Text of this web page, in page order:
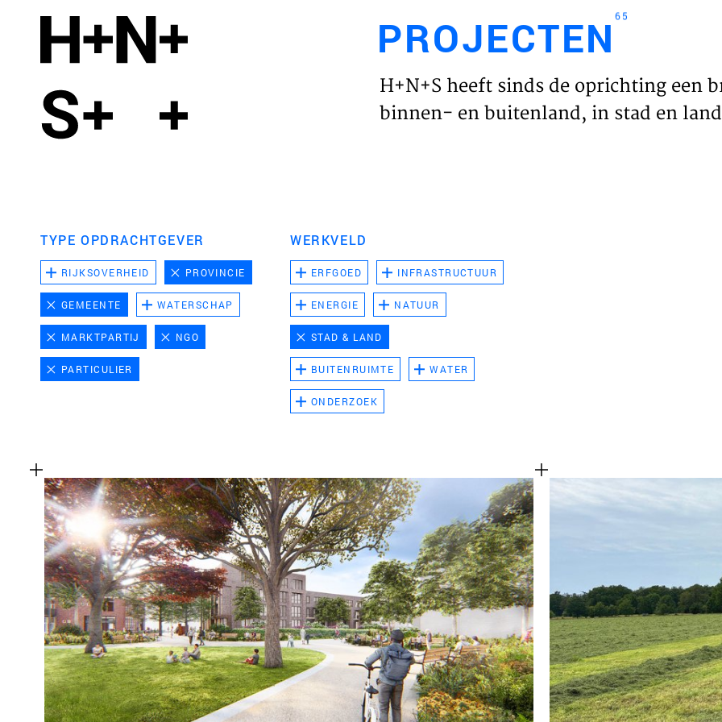
HOME
PROJECTEN65
H+N+S heeft sinds de oprichting een
binnen- en buitenland, in stad en
TYPE OPDRACHTGEVER
RIJKSOVERHEID PROVINCIE
GEMEENTE WATERSCHAP
MARKTPARTIJ NGO
PARTICULIER
WERKVELD
ERFGOED INFRASTRUCTUUR
ENERGIE NATUUR
STAD & LAND
BUITENRUIMTE WATER
ONDERZOEK